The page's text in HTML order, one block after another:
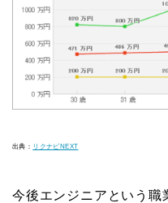
出典： リクナビNEXT
今後エンジニアという職